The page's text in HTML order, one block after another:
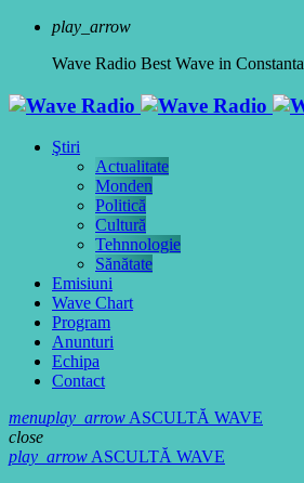
play_arrow
Wave Radio Best Wave in Constanta
Ştiri
Actualitate
Monden
Politică
Cultură
Tehnnologie
Sănătate
Emisiuni
Wave Chart
Program
Anunturi
Echipa
Contact
menuplay_arrowASCULTĂ WAVE
close
play_arrowASCULTĂ WAVE